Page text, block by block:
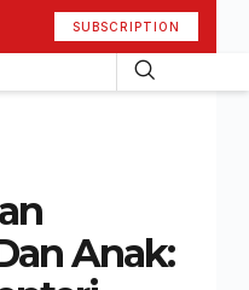
SUBSCRIPTION
Anak: